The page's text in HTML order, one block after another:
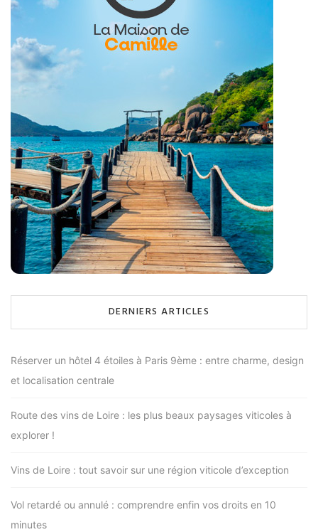
DERNIERS ARTICLES
Réserver un hôtel 4 étoiles à Paris 9ème : entre charme, design
et localisation centrale
Route des vins de Loire : les plus beaux paysages viticoles à
explorer !
Vins de Loire : tout savoir sur une région viticole d’exception
Vol retardé ou annulé : comprendre enfin vos droits en 10
minutes